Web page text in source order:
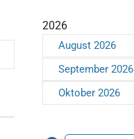
2026
August 2026
September 2026
Oktober 2026